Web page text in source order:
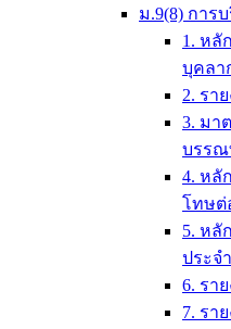
ม.9(8) การ
1. หลั
บุคลา
2. รา
3. มา
บรรณ
4. หลั
โทษต่
5. หลั
ประจ
6. รา
7. รา